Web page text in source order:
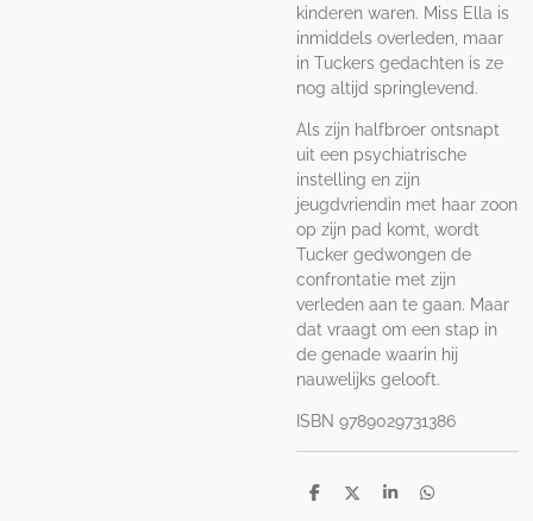
kinderen waren. Miss Ella is
inmiddels overleden, maar
in Tuckers gedachten is ze
nog altijd springlevend.
Als zijn halfbroer ontsnapt
uit een psychiatrische
instelling en zijn
jeugdvriendin met haar zoon
op zijn pad komt, wordt
Tucker gedwongen de
confrontatie met zijn
verleden aan te gaan. Maar
dat vraagt om een stap in
de genade waarin hij
nauwelijks gelooft.
ISBN 9789029731386
D
D
S
D